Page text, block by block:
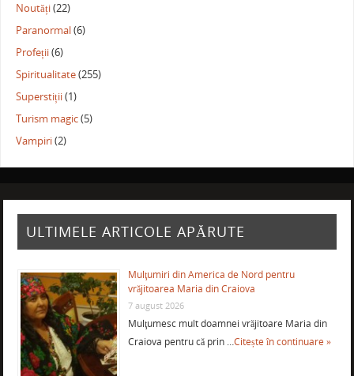
Noutăți(22)
Paranormal(6)
Profeții(6)
Spiritualitate(255)
Superstiții(1)
Turism magic(5)
Vampiri(2)
ULTIMELE ARTICOLE APĂRUTE
Mulţumiri din America de Nord pentru
vrăjitoarea Maria din Craiova
7 august 2026
Mulţumesc mult doamnei vrăjitoare Maria din
Craiova pentru că prin …Citește în continuare »